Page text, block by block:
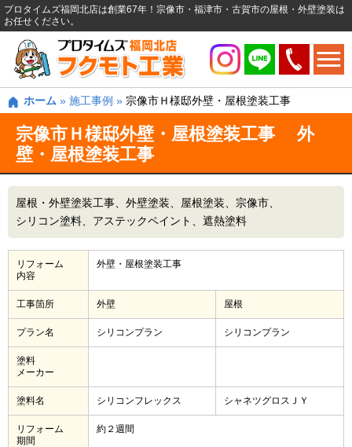
プロタイムズ福岡北店は創業67年！宗像市・福津市・古賀市の屋根・外壁塗装は
お任せください。
ホーム » 施工事例 » 宗像市Ｈ様邸外壁・屋根塗装工事
宗像市Ｈ様邸外壁・屋根塗装工事 外
壁・屋根塗装工事
屋根・外壁塗装工事 外壁塗装 屋根塗装
宗像市
シリコン塗料
アステックペイント 遮熱塗料
リフォーム
内容
外壁・屋根塗装工事
工事箇所 外壁 屋根
プラン名 シリコンプラン シリコンプラン
塗料
メーカー
塗料名 シリコンフレックス シャネツグロスＪＹ
リフォーム
期間
約２週間